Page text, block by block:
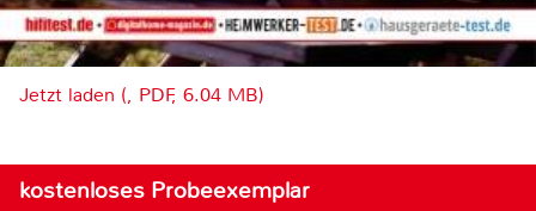
Jetzt laden (, PDF, 6.04 MB)
kostenloses Probeexemplar